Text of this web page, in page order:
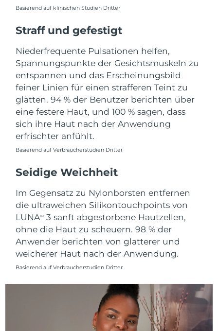
Basierend auf klinischen Studien Dritter
Straff und gefestigt
Niederfrequente Pulsationen helfen,
Spannungspunkte der Gesichtsmuskeln zu
entspannen und das Erscheinungsbild
feiner Linien für einen strafferen Teint zu
glätten. 94 % der Benutzer berichten über
eine festere Haut, und 100 % sagen, dass
sich ihre Haut nach der Anwendung
erfrischter anfühlt.
Basierend auf Verbraucherstudien Dritter
Seidige Weichheit
Im Gegensatz zu Nylonborsten entfernen
die ultraweichen Silikontouchpoints von
LUNATM
3 sanft abgestorbene Hautzellen,
ohne die Haut zu scheuern. 98 % der
Anwender berichten von glatterer und
weicherer Haut nach der Anwendung.
Basierend auf Verbraucherstudien Dritter
Thailand Erwartete Lieferung
Türkei Erwartete Lieferung
Vereinigte Arabische
Emirate
Erwartete Lieferung
Vereinigtes
Königreich
Erwartete Lieferung8/10/26
Vereinigte Staaten Erwartete Lieferung
Vietnam